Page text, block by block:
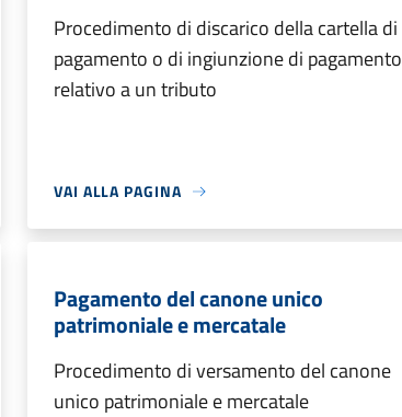
Procedimento di discarico della cartella di
pagamento o di ingiunzione di pagamento
relativo a un tributo
VAI ALLA PAGINA
Pagamento del canone unico
patrimoniale e mercatale
Procedimento di versamento del canone
unico patrimoniale e mercatale